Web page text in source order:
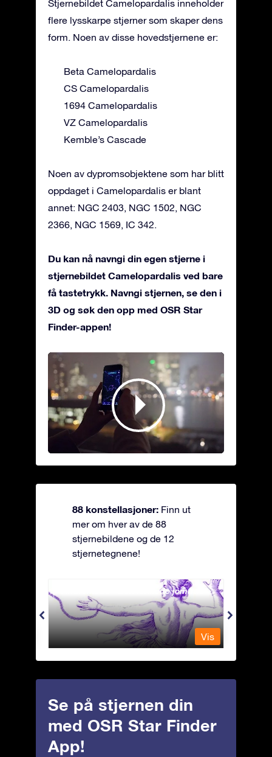
Stjernebildet Camelopardalis inneholder
flere lysskarpe stjerner som skaper dens
form. Noen av disse hovedstjernene er:
Beta Camelopardalis
CS Camelopardalis
1694 Camelopardalis
VZ Camelopardalis
Kemble’s Cascade
Noen av dypromsobjektene som har blitt
oppdaget i Camelopardalis er blant
annet: NGC 2403, NGC 1502, NGC
2366, NGC 1569, IC 342.
Du kan nå navngi din egen stjerne i
stjernebildet Camelopardalis ved bare
få tastetrykk. Navngi stjernen, se den i
3D og søk den opp med OSR Star
Finder-appen!
88 konstellasjoner: Finn ut
mer om hver av de 88
stjernebildene og de 12
stjernetegnene!
Andromeda - Den lenkede jomfrua
Vis
Se på stjernen din
med OSR Star Finder
App!